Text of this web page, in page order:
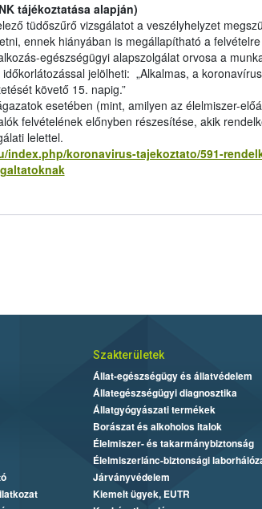
tájékoztatása alapján)
tüdőszűrő vizsgálatot a veszélyhelyzet
ennek hiányában is megállapítható a
egészségügyi alapszolgálat orvosa a
jelölheti: „Alkalmas, a
követő 15. napig.”
esetében (mint, amilyen az élelmiszer-
felvételének előnyben részesítése, akik
lelettel.
index.php/koronavirus-tajekoztato/591-
Szakterületek
Állat-egészségügy és állatvédelem
Állategészségügyi diagnosztika
Állatgyógyászati termékek
Borászat és alkoholos italok
Élelmiszer- és takarmánybiztonság
Élelmiszerlánc-biztonsági
Járványvédelem
Kiemelt ügyek, EUTR